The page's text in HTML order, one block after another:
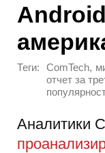
Теги: ComTech,
отчет за
Аналитики